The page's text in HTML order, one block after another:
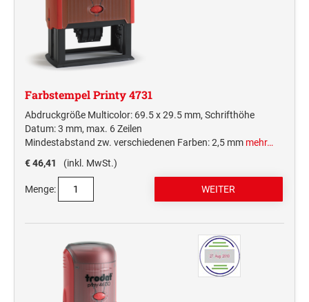
Farbstempel Printy 4731
Abdruckgröße Multicolor: 69.5 x 29.5 mm, Schrifthöhe
Datum: 3 mm, max. 6 Zeilen
Mindestabstand zw. verschiedenen Farben: 2,5 mm mehr…
€ 46,41
(inkl. MwSt.)
Menge: